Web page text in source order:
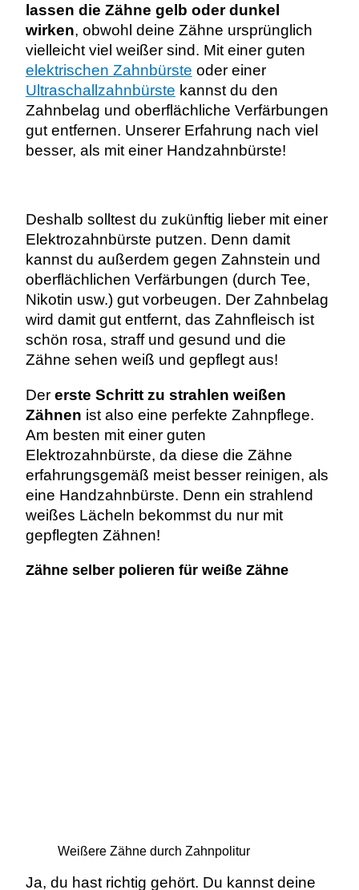
lassen die Zähne gelb oder dunkel
wirken, obwohl deine Zähne ursprünglich
vielleicht viel weißer sind. Mit einer guten
elektrischen Zahnbürste oder einer
Ultraschallzahnbürste kannst du den
Zahnbelag und oberflächliche Verfärbungen
gut entfernen. Unserer Erfahrung nach viel
besser, als mit einer Handzahnbürste!
Deshalb solltest du zukünftig lieber mit einer
Elektrozahnbürste putzen. Denn damit
kannst du außerdem gegen Zahnstein und
oberflächlichen Verfärbungen (durch Tee,
Nikotin usw.) gut vorbeugen. Der Zahnbelag
wird damit gut entfernt, das Zahnfleisch ist
schön rosa, straff und gesund und die
Zähne sehen weiß und gepflegt aus!
Der erste Schritt zu strahlen weißen
Zähnen ist also eine perfekte Zahnpflege.
Am besten mit einer guten
Elektrozahnbürste, da diese die Zähne
erfahrungsgemäß meist besser reinigen, als
eine Handzahnbürste. Denn ein strahlend
weißes Lächeln bekommst du nur mit
gepflegten Zähnen!
Zähne selber polieren für weiße Zähne
Weißere Zähne durch Zahnpolitur
Ja, du hast richtig gehört. Du kannst deine